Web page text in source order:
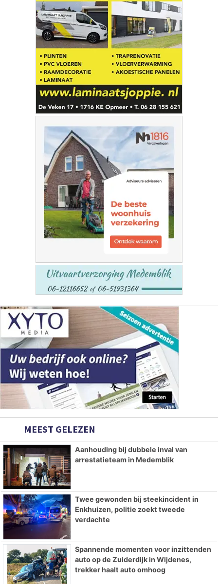
MEEST GELEZEN
Aanhouding bij dubbele inval van
arrestatieteam in Medemblik
Twee gewonden bij steekincident in
Enkhuizen, politie zoekt tweede
verdachte
Spannende momenten voor inzittenden
auto op de Zuiderdijk in Wijdenes,
trekker haalt auto omhoog